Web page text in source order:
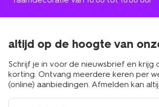
altijd op de hoogte van
Schrijf je in voor de nieuwsbrief en krijg
korting. Ontvang meerdere keren per
(online) aanbiedingen. Afmelden kan
e-